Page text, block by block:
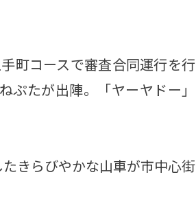
町コースで審査合同運行を行
ぷたが出陣。「ヤーヤドー」
きらびやかな山車が市中心街